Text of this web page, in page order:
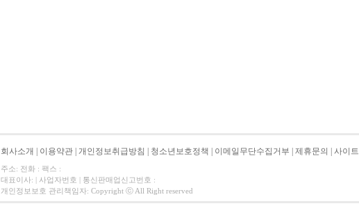
회사소개 이용약관 개인정보취급방침 청소년보호정책 이메일무단수집거부 제휴문의 사이
주소: 전화 : 팩스 :
대표이사: | 사업자번호 | 통신판매업신고번호 :
개인정보보호 관리책임자: Copyright ⓒ All Right reserved